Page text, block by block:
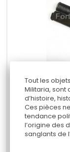
Tout les
Militaria, sont
d’histoire,
Ces pièces
tendance
l’origine des
sanglants de